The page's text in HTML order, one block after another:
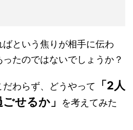
という焦りが相手に伝わ
たのではないでしょうか？
わらず、どうやって
「2人
せるか」
を考えてみた